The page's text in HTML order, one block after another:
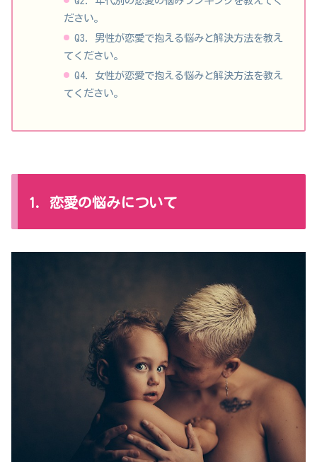
ださい。
Q3. 男性が恋愛で抱える悩みと解決方法を教え
てください。
Q4. 女性が恋愛で抱える悩みと解決方法を教え
てください。
1. 恋愛の悩みについて